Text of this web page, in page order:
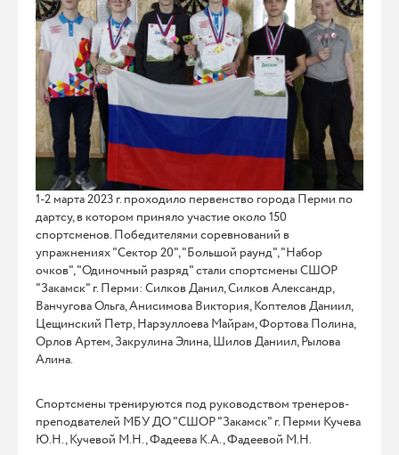
1-2 марта 2023 г. проходило первенство города Перми по
дартсу, в котором приняло участие около 150
спортсменов. Победителями соревнований в
упражнениях "Сектор 20", "Большой раунд", "Набор
очков", "Одиночный разряд" стали спортсмены СШОР
"Закамск" г. Перми: Силков Данил, Силков Александр,
Ванчугова Ольга, Анисимова Виктория, Коптелов Даниил,
Цещинский Петр, Нарзуллоева Майрам, Фортова Полина,
Орлов Артем, Закрулина Элина, Шилов Даниил, Рылова
Алина.
Спортсмены тренируются под руководством тренеров-
преподвателей МБУ ДО "СШОР "Закамск" г. Перми Кучева
Ю.Н., Кучевой М.Н., Фадеева К.А., Фадеевой М.Н.